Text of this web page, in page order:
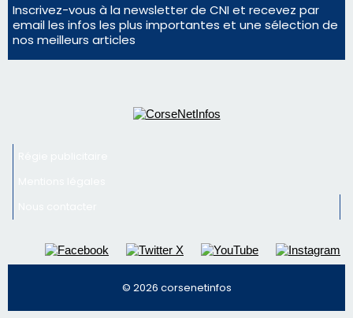
En Corse, un début de saison marqué par une
consommation en recul dans les restaurants
nos meilleurs articles